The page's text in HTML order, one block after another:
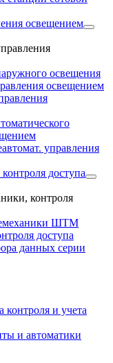
освещением
освещения
освещением
управления
доступа
контроля
ШТМ
доступа
данных серии
и учета
и автоматики